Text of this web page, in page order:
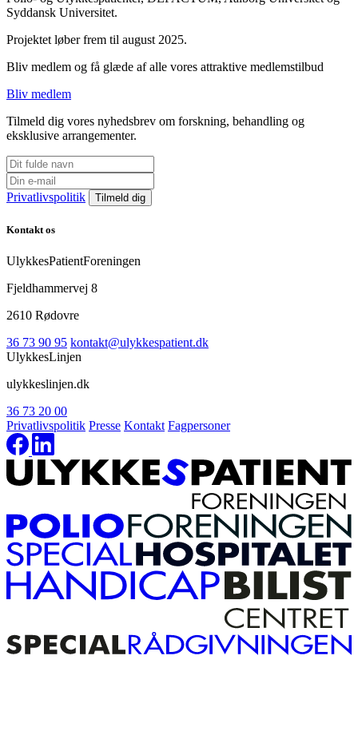
Syddansk Universitet.
Projektet løber frem til august 2025.
Bliv medlem og få glæde af alle vores attraktive medlemstilbud
Bliv medlem
Tilmeld dig vores nyhedsbrev om forskning, behandling og
eksklusive arrangementer.
Privatlivspolitik
Kontakt os
UlykkesPatientForeningen
Fjeldhammervej 8
2610 Rødovre
36 73 90 95 kontakt@ulykkespatient.dk
UlykkesLinjen
ulykkeslinjen.dk
36 73 20 00
Privatlivspolitik Presse Kontakt Fagpersoner